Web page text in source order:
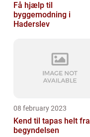
Få hjælp til
byggemodning i
Haderslev
08 february 2023
Kend til tapas helt fra
begyndelsen